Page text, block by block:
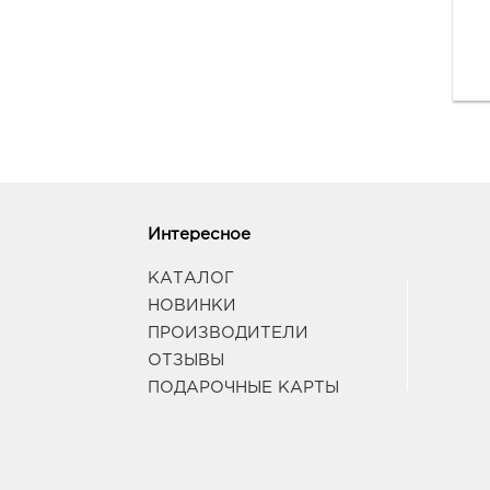
Интересное
КАТАЛОГ
НОВИНКИ
ПРОИЗВОДИТЕЛИ
ОТЗЫВЫ
ПОДАРОЧНЫЕ КАРТЫ